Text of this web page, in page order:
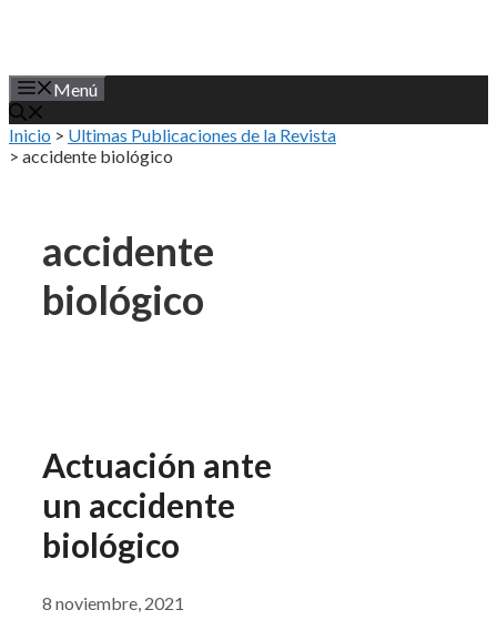
Menú
Inicio > Ultimas Publicaciones de la Revista
> accidente biológico
accidente
biológico
Actuación ante
un accidente
biológico
8 noviembre, 2021